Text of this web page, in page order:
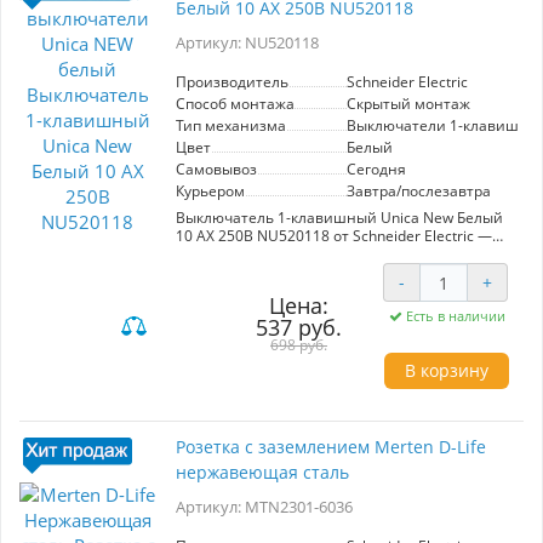
времени. С максимальной нагрузкой в 10 AX и
подходит для большинства электрических
гарантию на продукт, что подтверждает его
качество и надежность. Выбирая выключатель
Unica New, вы получаете практичное и
элегантное решение для вашего дома или
офиса.
Белый 10 AX 250В NU520118
Артикул: NU520118
Производитель
Schneider Electric
Способ монтажа
Скрытый монтаж
Тип механизма
Выключатели 1-
Цвет
Белый
Самовывоз
Сегодня
Курьером
Завтра/послезавтра
Выключатель 1-клавишный Unica New Белый
10 AX 250В NU520118 от Schneider Electric —
интерьера. Изготовленный из качественных
современных материалов, этот выключатель
соответствует严格им стандартам ГОСТ, что
гарантирует его долговечность и безопасность
в эксплуатации. Корпус из ABS пластика
обеспечивает отличную защиту от
выцветания, сохраняя первозданный
работает с номинальной нагрузкой 10 А при
большинства бытовых нужд. Выключатель
легко устанавливается и гармонично
классическому белому цвету. Schneider Electric
Цена:
537 руб.
698 руб.
- +
Есть в наличии
В корзину
Розетка с заземлением Merten D-Life
нержавеющая сталь
Артикул: MTN2301-6036